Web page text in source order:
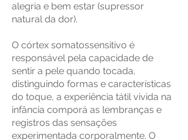
alegria e bem estar (supressor
natural da dor).
O córtex somatossensitivo é
responsável pela capacidade de
sentir a pele quando tocada,
distinguindo formas e características
do toque, a experiência tátil vivida na
infância comporá as lembranças e
registros das sensações
experimentada corporalmente. O